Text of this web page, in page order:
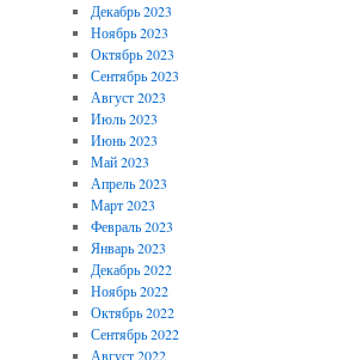
Декабрь 2023
Ноябрь 2023
Октябрь 2023
Сентябрь 2023
Август 2023
Июль 2023
Июнь 2023
Май 2023
Апрель 2023
Март 2023
Февраль 2023
Январь 2023
Декабрь 2022
Ноябрь 2022
Октябрь 2022
Сентябрь 2022
Август 2022